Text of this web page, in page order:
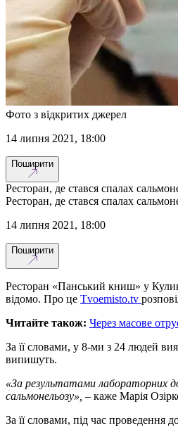
Фото з відкритих джерел
14 липня 2021, 18:00
Поширити
Ресторан, де стався спалах
Ресторан, де стався спалах
14 липня 2021, 18:00
Поширити
Ресторан «Панський книш» у
відомо. Про це Тvoemisto.tv
Читайте також: Через масове
За її словами, у 8-ми з 24 людей
випишуть.
«За результатами лабораторних
сальмонельозу», – каже Марія
За її словами, під час проведення